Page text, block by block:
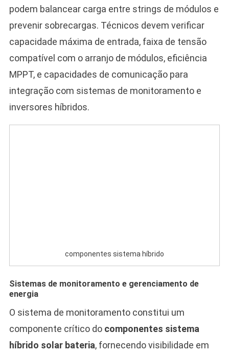
podem balancear carga entre strings de módulos e
prevenir sobrecargas. Técnicos devem verificar
capacidade máxima de entrada, faixa de tensão
compatível com o arranjo de módulos, eficiência
MPPT, e capacidades de comunicação para
integração com sistemas de monitoramento e
inversores híbridos.
componentes sistema híbrido
Sistemas de monitoramento e gerenciamento de
energia
O sistema de monitoramento constitui um
componente crítico do componentes sistema
híbrido solar bateria, fornecendo visibilidade em